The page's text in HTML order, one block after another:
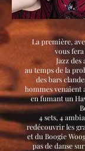
La première,
vous
Jazz des
au temps de la
des bars
hommes venaient
en fumant un
4 sets, 4
redécouvrir les
et du Boogie
pas de danse